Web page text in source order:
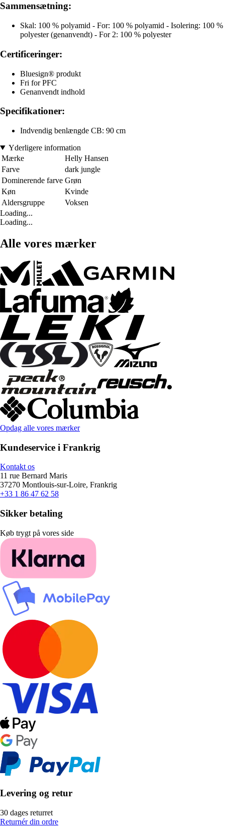
Sammensætning:
Skal: 100 % polyamid - For: 100 % polyamid - Isolering: 100 %
polyester (genanvendt) - For 2: 100 % polyester
Certificeringer:
Bluesign® produkt
Fri for PFC
Genanvendt indhold
Specifikationer:
Indvendig benlængde CB: 90 cm
Yderligere information
Mærke
Helly Hansen
Farve
dark jungle
Dominerende farve Grøn
Køn
Kvinde
Aldersgruppe
Voksen
Loading...
Loading...
Alle vores mærker
Opdag alle vores mærker
Kundeservice i Frankrig
Kontakt os
11 rue Bernard Maris
37270 Montlouis-sur-Loire, Frankrig
+33 1 86 47 62 58
Sikker betaling
Køb trygt på vores side
Levering og retur
30 dages returret
Returnér din ordre